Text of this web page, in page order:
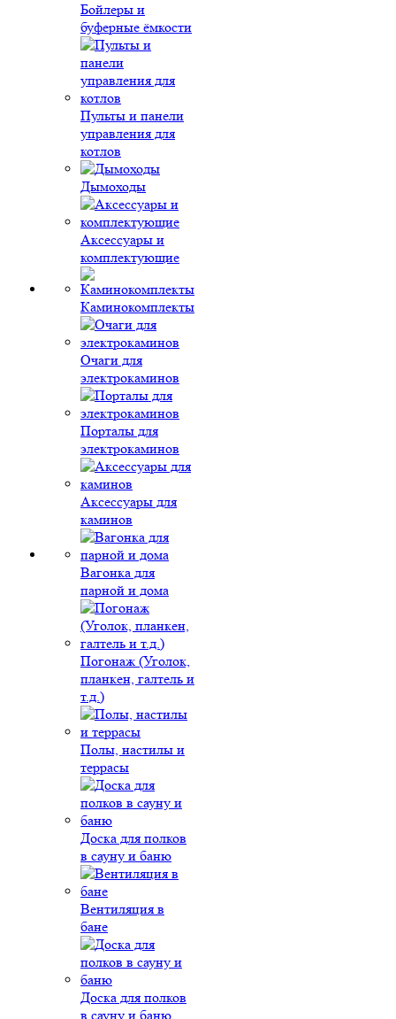
Бойлеры и
буферные ёмкости
Пульты и панели
управления для
котлов
Дымоходы
Аксессуары и
комплектующие
Каминокомплекты
Очаги для
электрокаминов
Порталы для
электрокаминов
Аксессуары для
каминов
Вагонка для
парной и дома
Погонаж (Уголок,
планкен, галтель и
т.д.)
Полы, настилы и
террасы
Доска для полков
в сауну и баню
Вентиляция в
бане
Доска для полков
в сауну и баню